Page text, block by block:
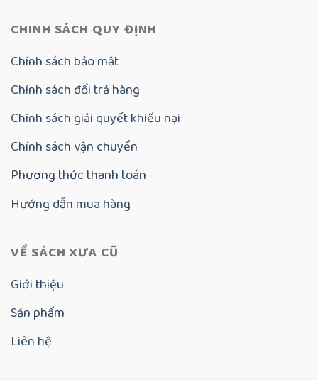
CHINH SÁCH QUY ĐỊNH
Chính sách bảo mật
Chính sách đổi trả hàng
Chính sách giải quyết khiếu nại
Chính sách vận chuyển
Phương thức thanh toán
Hướng dẫn mua hàng
VỀ SÁCH XƯA CŨ
Giới thiệu
Sản phẩm
Liên hệ